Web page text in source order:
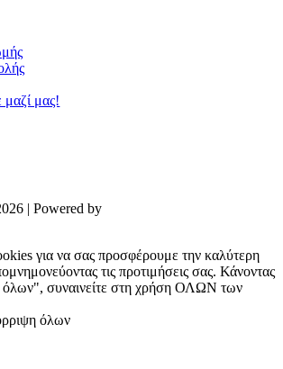
μαζί μας!
| Powered by
για να σας προσφέρουμε την καλύτερη
τις προτιμήσεις σας. Κάνοντας
συναινείτε στη χρήση ΟΛΩΝ των
όλων